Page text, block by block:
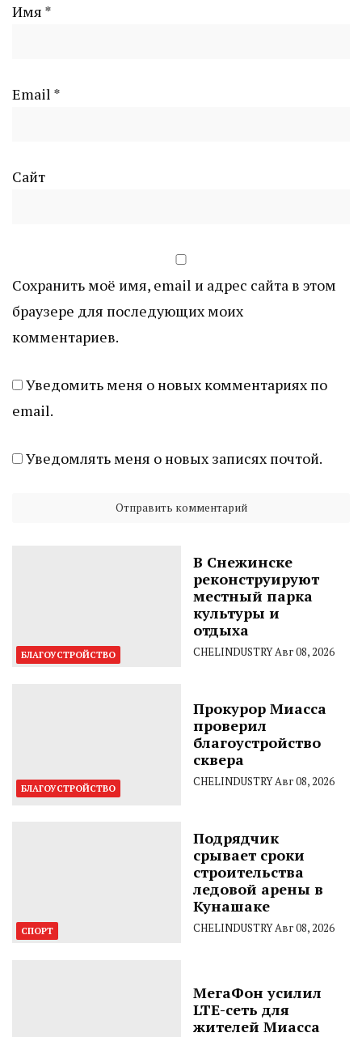
Имя *
Email *
Сайт
Сохранить моё имя, email и адрес сайта в этом
браузере для последующих моих
комментариев.
Уведомить меня о новых комментариях по
email.
Уведомлять меня о новых записях почтой.
БЛАГОУСТРОЙСТВО
В Снежинске
реконструируют
местный парка
культуры и
отдыха
CHELINDUSTRYАвг 08, 2026
БЛАГОУСТРОЙСТВО
Прокурор Миасса
проверил
благоустройство
сквера
CHELINDUSTRYАвг 08, 2026
СПОРТ
Подрядчик
срывает сроки
строительства
ледовой арены в
Кунашаке
CHELINDUSTRYАвг 08, 2026
МегаФон усилил
LTE-сеть для
жителей Миасса